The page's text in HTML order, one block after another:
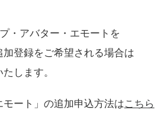
・アバター・エモートを
登録をご希望される場合は
します。
ート」の追加申込方法はこちら